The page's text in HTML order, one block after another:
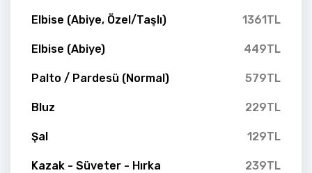
Elbise (Abiye, Özel/Taşlı) 1361TL
Elbise (Abiye) 449TL
Palto / Pardesü (Normal) 579TL
Bluz 229TL
Şal 129TL
Kazak - Süveter - Hırka 239TL